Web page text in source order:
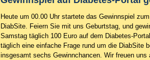
Heute um 00.00 Uhr startete das Gewinnspiel
DiabSite. Feiern Sie mit uns Geburtstag, und
Samstag täglich 100 Euro auf dem Diabetes-
täglich eine einfache Frage rund um die DiabSite
insgesamt sechs Gewinnchancen. Wir freuen uns